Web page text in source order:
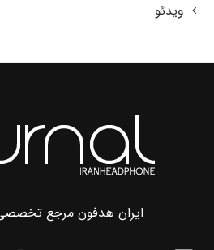
ویدئو
ایران هدفون مرجع